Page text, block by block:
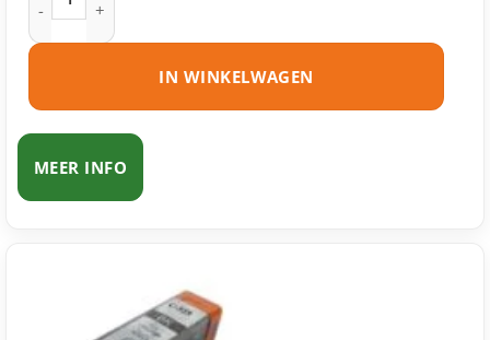
IN WINKELWAGEN
MEER INFO